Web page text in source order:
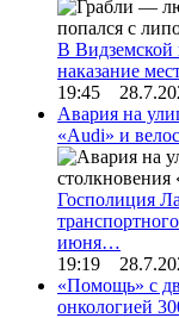
В Видземской
наказание
19:45
Авария на
«Audi» и
Госполиция
июня…
19:19
«Помощь» с
онкологией